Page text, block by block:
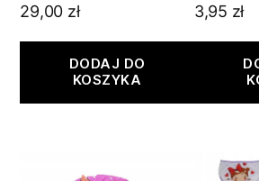
29,00 zł
DODAJ DO
KOSZYKA
3,95 zł